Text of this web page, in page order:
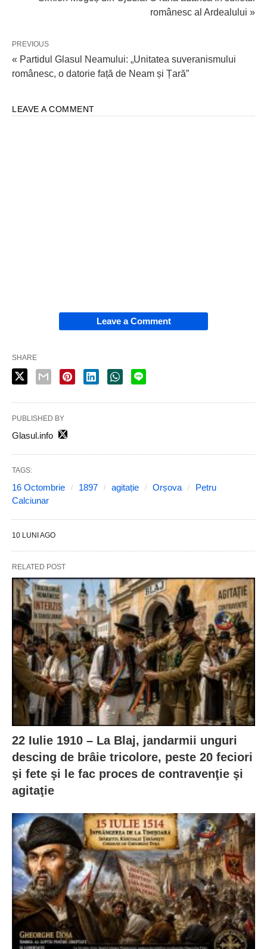
românesc al Ardealului »
PREVIOUS
« Partidul Glasul Neamului: „Unitatea suveranismului
românesc, o datorie față de Neam și Țară”
LEAVE A COMMENT
Leave a Comment
SHARE
PUBLISHED BY
Glasul.info
TAGS:
16 Octombrie 1897 agitație Orșova
Petru
Calciunar
10 LUNI AGO
RELATED POST
22 Iulie 1910 – La Blaj, jandarmii unguri
descing de brâie tricolore, peste 20 feciori
şi fete şi le fac proces de contravenţie şi
agitaţie